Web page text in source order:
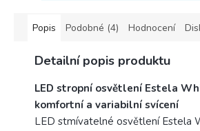
Popis Podobné (4) Hodnocení
Detailní popis produktu
LED stropní osvětlení Estela
komfortní a variabilní svícení
LED stmívatelné osvětlení Estela